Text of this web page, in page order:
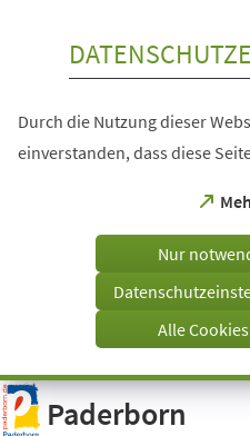
Visuelle
Assistenzsoftware
öffnen.
Durch die Nutzung dieser
einverstanden, dass diese
(Öffnet
einem
Tab)
Nur
Alle
Paderborn